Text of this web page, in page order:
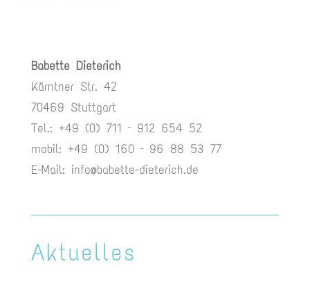
Babette Dieterich
Kärntner Str. 42
70469 Stuttgart
Tel.: +49 (0) 711 – 912 654 52
mobil: +49 (0) 160 – 96 88 53 77
E-Mail: info@babette-dieterich.de
Aktuelles